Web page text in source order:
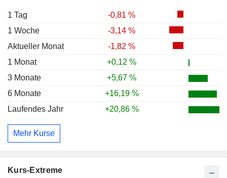
1 Tag
-0,81 %
1 Woche
-3,14 %
Aktueller Monat
-1,82 %
1 Monat
+0,12 %
3 Monate
+5,67 %
6 Monate
+16,19 %
Laufendes Jahr
+20,86 %
Mehr Kurse
Kurs-Extreme